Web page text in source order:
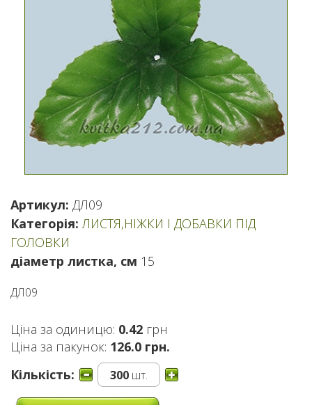
Артикул: ДЛ09
Категорія:ЛИСТЯ,НІЖКИ І ДОБАВКИ ПІД
ГОЛОВКИ
діаметр листка, см 15
ДЛ09
Ціна за одиницю: 0.42 грн
Ціна за пакунок: 126.0 грн.
Кількість:
300 шт.